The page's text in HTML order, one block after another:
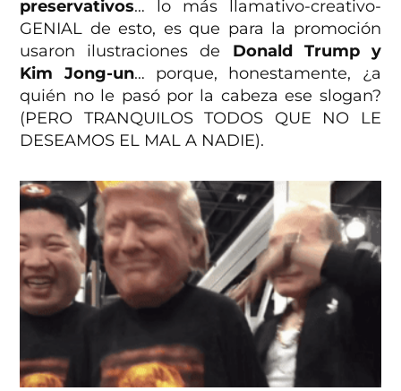
preservativos… lo más llamativo-creativo-
GENIAL de esto, es que para la promoción
usaron ilustraciones de Donald Trump y
Kim Jong-un… porque, honestamente, ¿a
quién no le pasó por la cabeza ese slogan?
(PERO TRANQUILOS TODOS QUE NO LE
DESEAMOS EL MAL A NADIE).